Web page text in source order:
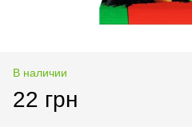
В наличии
22 грн